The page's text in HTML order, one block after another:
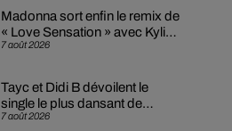
7 août 2026
Madonna sort enfin le remix de
« Love Sensation » avec Kylie
Minogue
7 août 2026
Tayc et Didi B dévoilent le
single le plus dansant de
l’année